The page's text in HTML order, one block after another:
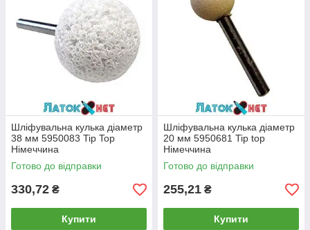
Шліфувальна кулька діаметр
38 мм 5950083 Tip Top
Німеччина
Готово до відправки
330,72 ₴
Купити
Шліфувальна кулька діаметр
20 мм 5950681 Tip top
Німеччина
Готово до відправки
255,21 ₴
Купити